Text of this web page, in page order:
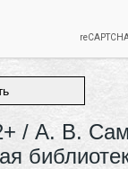
/ А. В.